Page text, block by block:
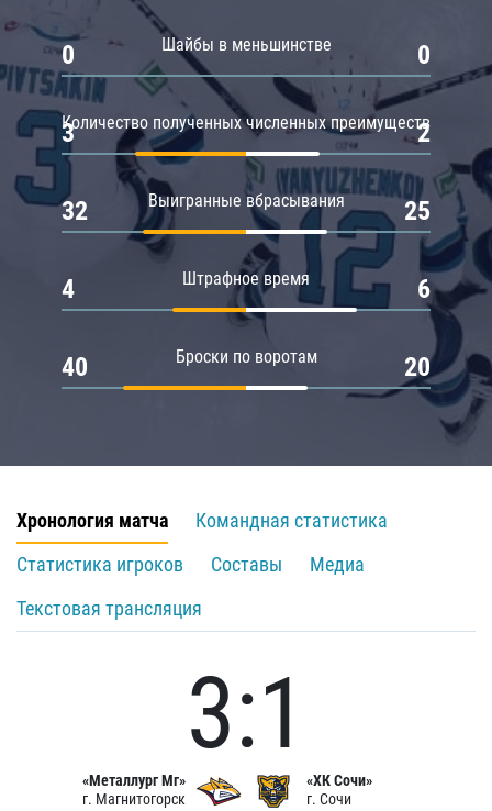
Шайбы в меньшинстве
0 0
Количество полученных численных преимуществ
3 2
Выигранные вбрасывания
32 25
Штрафное время
4 6
Броски по воротам
40 20
Хронология матча
Командная статистика
Статистика игроков
Составы
Медиа
Текстовая трансляция
«Металлург Мг»
г. Магнитогорск
3:1
«ХК Сочи»
г. Сочи